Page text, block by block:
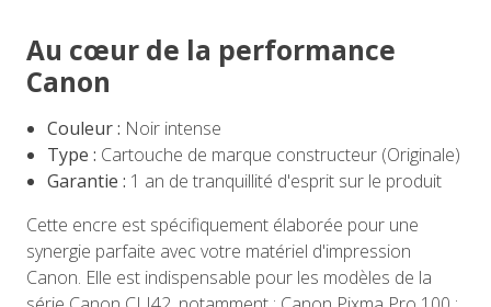
Au cœur de la performance
Canon
Couleur : Noir intense
Type : Cartouche de marque constructeur (Originale)
Garantie : 1 an de tranquillité d'esprit sur le produit
Cette encre est spécifiquement élaborée pour une
synergie parfaite avec votre matériel d'impression
Canon. Elle est indispensable pour les modèles de la